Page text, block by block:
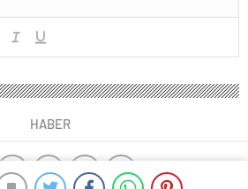
HABER